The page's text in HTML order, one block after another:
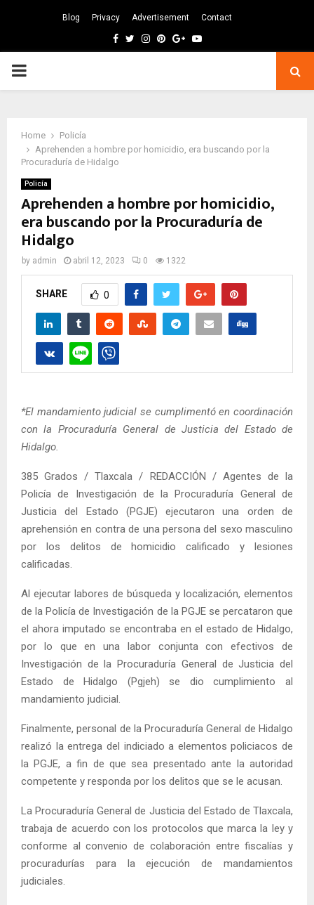
Blog Privacy Advertisement Contact
Facebook
TwitterInstagram
Pinterest
GoogleYoutube
PRIMARY
Home
Policía
Aprehenden a hombre por homicidio, era buscando por la
Procuraduría de Hidalgo
Policía
Aprehenden a hombre por homicidio,
era buscando por la Procuraduría de
Hidalgo
by admin abril 12, 2023 0 1322
SHARE 0
*El mandamiento judicial se cumplimentó en coordinación
con la Procuraduría General de Justicia del Estado de
Hidalgo.
385 Grados / Tlaxcala / REDACCIÓN / Agentes de la
Policía de Investigación de la Procuraduría General de
Justicia del Estado (PGJE) ejecutaron una orden de
aprehensión en contra de una persona del sexo masculino
por los delitos de homicidio calificado y lesiones
calificadas.
Al ejecutar labores de búsqueda y localización, elementos
de la Policía de Investigación de la PGJE se percataron que
el ahora imputado se encontraba en el estado de Hidalgo,
por lo que en una labor conjunta con efectivos de
Investigación de la Procuraduría General de Justicia del
Estado de Hidalgo (Pgjeh) se dio cumplimiento al
mandamiento judicial.
Finalmente, personal de la Procuraduría General de Hidalgo
realizó la entrega del indiciado a elementos policiacos de
la PGJE, a fin de que sea presentado ante la autoridad
competente y responda por los delitos que se le acusan.
La Procuraduría General de Justicia del Estado de Tlaxcala,
trabaja de acuerdo con los protocolos que marca la ley y
conforme al convenio de colaboración entre fiscalías y
procuradurías para la ejecución de mandamientos
judiciales.